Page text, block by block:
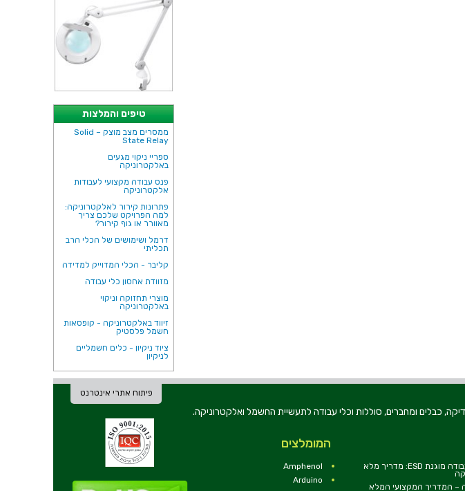
טיפים והמלצות
ממסרים מצב מוצק – Solid
State Relay
ספריי ניקוי מגעים
באלקטרוניקה
פנס עבודה מקצועי לעבודות
אלקטרוניקה
פתרונות קירור לאלקטרוניקה:
למה הפרויקט שלכם צריך
מאוורר או גוף קירור?
דרמל ושימושים של הכלי הרב
תכליתי
קליבר - הכלי המדוייק למדידה
מזוודת אחסון כלי עבודה
מוצרי תחזוקה וניקוי
באלקטרוניקה
זיווד באלקטרוניקה - קופסאות
חשמל פלסטיק
ציוד ניקיון - כלים חשמליים
לניקיון
פיתוח אתרי אינטרנט
ושיווק רכיבים, ציוד בדיקה, כבלים ומחברים, סוללות וכלי עבודה לתעשיית החשמל ואלקטרוניקה.
המומלצים
Amphenol
Arduino
איך מקימים עמדת עבודה מוגנת ESD: מדריך מלא
– המדריך המקצועי המלא